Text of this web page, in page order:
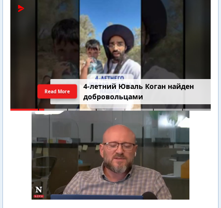
4-летний Юваль Коган найден
добровольцами
Read More